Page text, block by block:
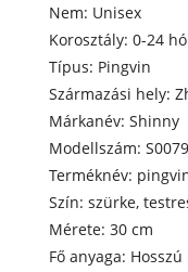
Nem: Unisex
Korosztály: 0-24
Típus: Pingvin
Származási hely:
Márkanév: Shinny
Modellszám: S0079
Terméknév:
Szín: szürke,
Mérete: 30 cm
Fő anyaga: